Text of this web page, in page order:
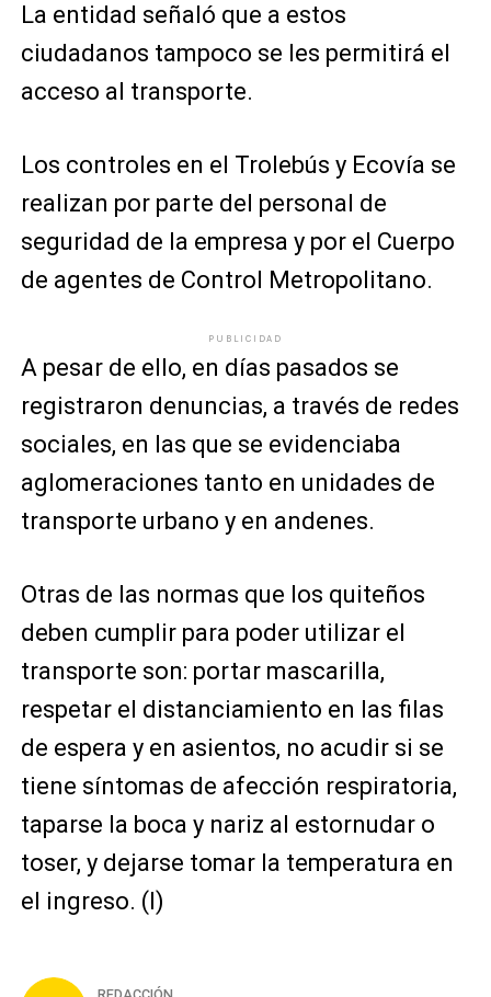
La entidad señaló que a estos
ciudadanos tampoco se les permitirá el
acceso al transporte.
Los controles en el Trolebús y Ecovía se
realizan por parte del personal de
seguridad de la empresa y por el Cuerpo
de agentes de Control Metropolitano.
PUBLICIDAD
A pesar de ello, en días pasados se
registraron denuncias, a través de redes
sociales, en las que se evidenciaba
aglomeraciones tanto en unidades de
transporte urbano y en andenes.
Otras de las normas que los quiteños
deben cumplir para poder utilizar el
transporte son: portar mascarilla,
respetar el distanciamiento en las filas
de espera y en asientos, no acudir si se
tiene síntomas de afección respiratoria,
taparse la boca y nariz al estornudar o
toser, y dejarse tomar la temperatura en
el ingreso. (I)